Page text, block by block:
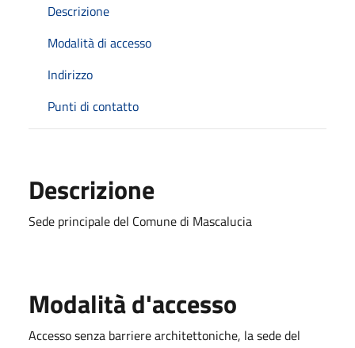
Descrizione
Modalità di accesso
Indirizzo
Punti di contatto
Descrizione
Sede principale del Comune di Mascalucia
Modalità d'accesso
Accesso senza barriere architettoniche, la sede del